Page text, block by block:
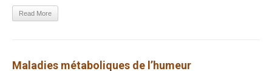
Read More
Maladies métaboliques de l’humeur